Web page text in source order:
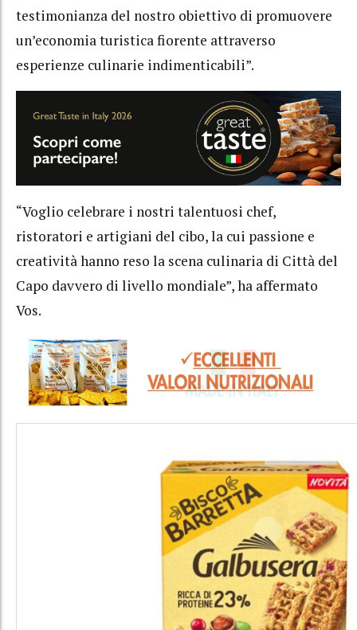
testimonianza del nostro obiettivo di promuovere
un’economia turistica fiorente attraverso
esperienze culinarie indimenticabili”.
“Voglio celebrare i nostri talentuosi chef,
ristoratori e artigiani del cibo, la cui passione e
creatività hanno reso la scena culinaria di Città del
Capo davvero di livello mondiale”, ha affermato
Vos.